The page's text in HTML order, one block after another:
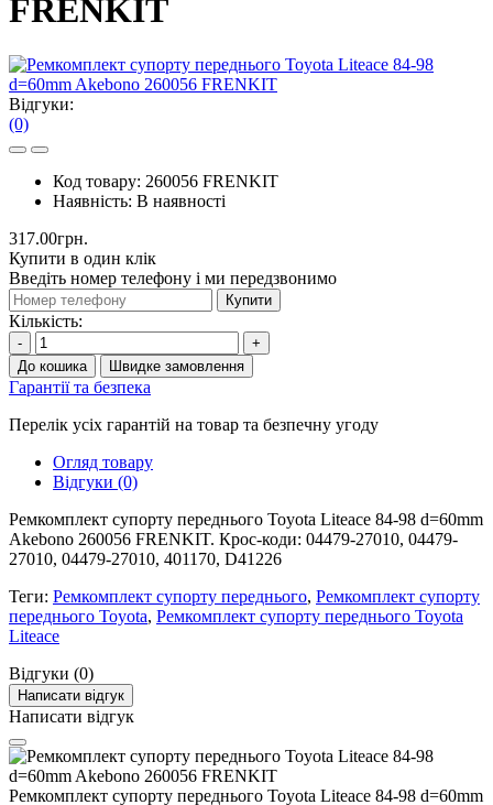
FRENKIT
Відгуки:
(0)
Код товару: 260056 FRENKIT
Наявність: В наявності
317.00грн.
Купити в один клік
Введіть номер телефону і ми передзвонимо
Купити
Кількість:
-
+
До кошика
Швидке замовлення
Гарантії та безпека
Перелік усіх гарантій на товар та безпечну угоду
Огляд товару
Відгуки (0)
Ремкомплект супорту переднього Toyota Liteace 84-98 d=60mm
Akebono 260056 FRENKIT. Крос-коди: 04479-27010, 04479-
27010, 04479-27010, 401170, D41226
Теги: Ремкомплект супорту переднього, Ремкомплект супорту
переднього Toyota, Ремкомплект супорту переднього Toyota
Liteace
Відгуки (0)
Написати відгук
Написати відгук
Ремкомплект супорту переднього Toyota Liteace 84-98 d=60mm